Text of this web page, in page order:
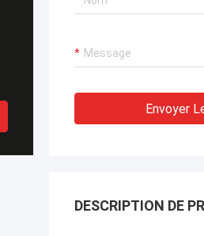
Envoyer
DESCRIPTION DE